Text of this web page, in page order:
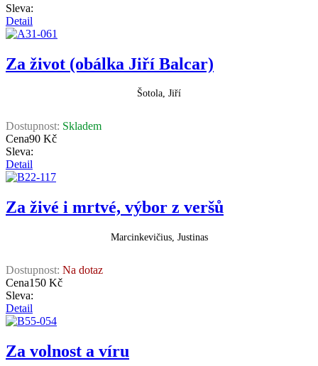
Sleva:
Detail
Za život (obálka Jiří Balcar)
Šotola, Jiří
Dostupnost: Skladem
Cena90 Kč
Sleva:
Detail
Za živé i mrtvé, výbor z veršů
Marcinkevičius, Justinas
Dostupnost: Na dotaz
Cena150 Kč
Sleva:
Detail
Za volnost a víru